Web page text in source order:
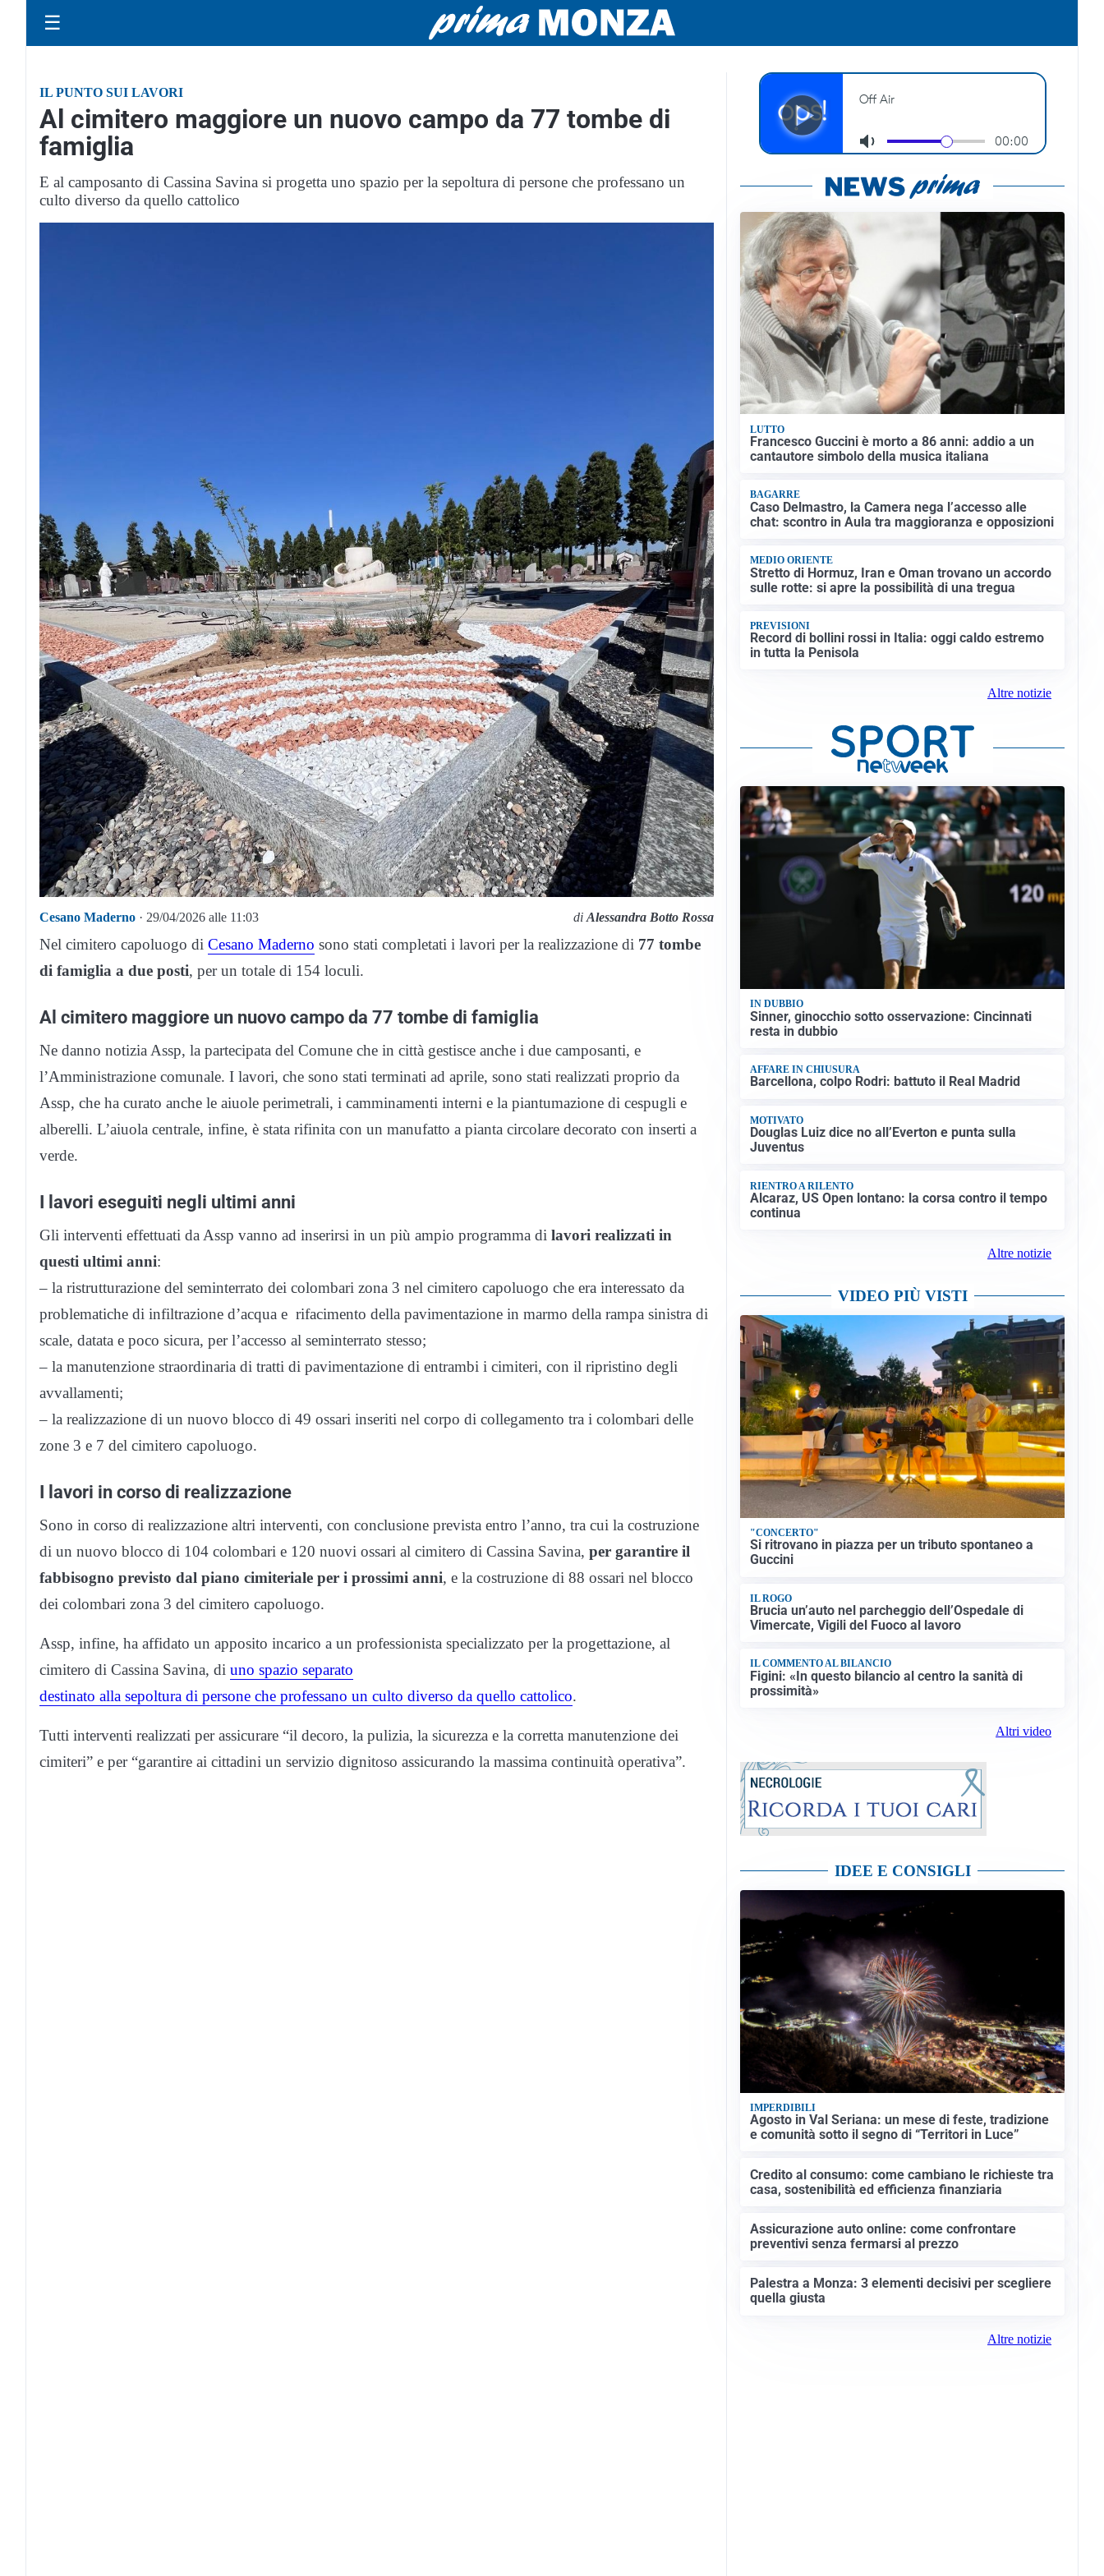
☰
IL PUNTO SUI LAVORI
Al cimitero maggiore un nuovo campo da 77 tombe di
famiglia
E al camposanto di Cassina Savina si progetta uno spazio per la sepoltura di persone che professano un
culto diverso da quello cattolico
Cesano Maderno · 29/04/2026 alle 11:03 diAlessandra Botto Rossa
Nel cimitero capoluogo di Cesano Maderno sono stati completati i lavori per la realizzazione di 77 tombe
di famiglia a due posti, per un totale di 154 loculi.
Al cimitero maggiore un nuovo campo da 77 tombe di famiglia
Ne danno notizia Assp, la partecipata del Comune che in città gestisce anche i due camposanti, e
l’Amministrazione comunale. I lavori, che sono stati terminati ad aprile, sono stati realizzati proprio da
Assp, che ha curato anche le aiuole perimetrali, i camminamenti interni e la piantumazione di cespugli e
alberelli. L’aiuola centrale, infine, è stata rifinita con un manufatto a pianta circolare decorato con inserti a
verde.
I lavori eseguiti negli ultimi anni
Gli interventi effettuati da Assp vanno ad inserirsi in un più ampio programma di lavori realizzati in
questi ultimi anni:
– la ristrutturazione del seminterrato dei colombari zona 3 nel cimitero capoluogo che era interessato da
problematiche di infiltrazione d’acqua e rifacimento della pavimentazione in marmo della rampa sinistra di
scale, datata e poco sicura, per l’accesso al seminterrato stesso;
– la manutenzione straordinaria di tratti di pavimentazione di entrambi i cimiteri, con il ripristino degli
avvallamenti;
– la realizzazione di un nuovo blocco di 49 ossari inseriti nel corpo di collegamento tra i colombari delle
zone 3 e 7 del cimitero capoluogo.
I lavori in corso di realizzazione
Sono in corso di realizzazione altri interventi, con conclusione prevista entro l’anno, tra cui la costruzione
di un nuovo blocco di 104 colombari e 120 nuovi ossari al cimitero di Cassina Savina, per garantire il
fabbisogno previsto dal piano cimiteriale per i prossimi anni, e la costruzione di 88 ossari nel blocco
dei colombari zona 3 del cimitero capoluogo.
Assp, infine, ha affidato un apposito incarico a un professionista specializzato per la progettazione, al
cimitero di Cassina Savina, di uno spazio separato
destinato alla sepoltura di persone che professano un culto diverso da quello cattolico.
Tutti interventi realizzati per assicurare “il decoro, la pulizia, la sicurezza e la corretta manutenzione dei
cimiteri” e per “garantire ai cittadini un servizio dignitoso assicurando la massima continuità operativa”.
LUTTO
Francesco Guccini è morto a 86 anni: addio a un
cantautore simbolo della musica italiana
BAGARRE
Caso Delmastro, la Camera nega l’accesso alle
chat: scontro in Aula tra maggioranza e opposizioni
MEDIO ORIENTE
Stretto di Hormuz, Iran e Oman trovano un accordo
sulle rotte: si apre la possibilità di una tregua
PREVISIONI
Record di bollini rossi in Italia: oggi caldo estremo
in tutta la Penisola
Altre notizie
IN DUBBIO
Sinner, ginocchio sotto osservazione: Cincinnati
resta in dubbio
AFFARE IN CHIUSURA
Barcellona, colpo Rodri: battuto il Real Madrid
MOTIVATO
Douglas Luiz dice no all’Everton e punta sulla
Juventus
RIENTRO A RILENTO
Alcaraz, US Open lontano: la corsa contro il tempo
continua
Altre notizie
VIDEO PIÙ VISTI
"CONCERTO"
Si ritrovano in piazza per un tributo spontaneo a
Guccini
IL ROGO
Brucia un’auto nel parcheggio dell’Ospedale di
Vimercate, Vigili del Fuoco al lavoro
IL COMMENTO AL BILANCIO
Figini: «In questo bilancio al centro la sanità di
prossimità»
Altri video
IDEE E CONSIGLI
IMPERDIBILI
Agosto in Val Seriana: un mese di feste, tradizione
e comunità sotto il segno di “Territori in Luce”
Credito al consumo: come cambiano le richieste tra
casa, sostenibilità ed efficienza finanziaria
Assicurazione auto online: come confrontare
preventivi senza fermarsi al prezzo
Palestra a Monza: 3 elementi decisivi per scegliere
quella giusta
Altre notizie